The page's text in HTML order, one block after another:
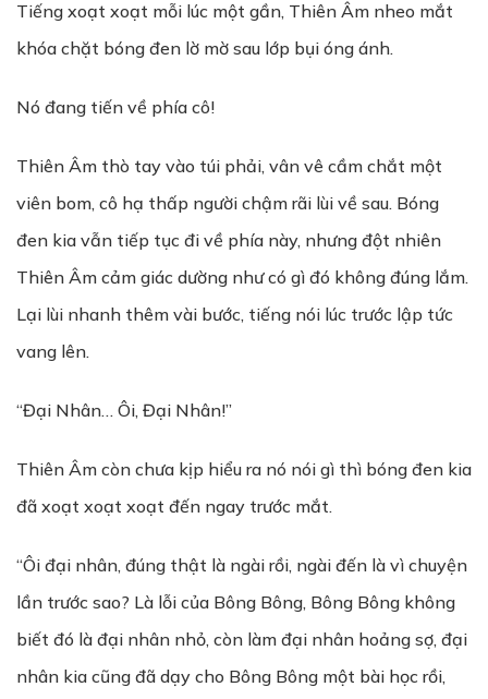
Tiếng xoạt xoạt mỗi lúc một gần, Thiên Âm nheo mắt
khóa chặt bóng đen lờ mờ sau lớp bụi óng ánh.
Nó đang tiến về phía cô!
Thiên Âm thò tay vào túi phải, vân vê cầm chắt một
viên bom, cô hạ thấp người chậm rãi lùi về sau. Bóng
đen kia vẫn tiếp tục đi về phía này, nhưng đột nhiên
Thiên Âm cảm giác dường như có gì đó không đúng lắm.
Lại lùi nhanh thêm vài bước, tiếng nói lúc trước lập tức
vang lên.
“Đại Nhân… Ôi, Đại Nhân!”
Thiên Âm còn chưa kịp hiểu ra nó nói gì thì bóng đen kia
đã xoạt xoạt xoạt đến ngay trước mắt.
“Ôi đại nhân, đúng thật là ngài rồi, ngài đến là vì chuyện
lần trước sao? Là lỗi của Bông Bông, Bông Bông không
biết đó là đại nhân nhỏ, còn làm đại nhân hoảng sợ, đại
nhân kia cũng đã dạy cho Bông Bông một bài học rồi,